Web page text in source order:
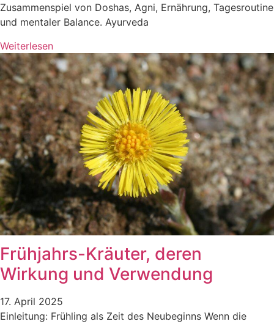
Zusammenspiel von Doshas, Agni, Ernährung, Tagesroutine
und mentaler Balance. Ayurveda
Weiterlesen
Frühjahrs-Kräuter, deren
Wirkung und Verwendung
17. April 2025
Einleitung: Frühling als Zeit des Neubeginns Wenn die